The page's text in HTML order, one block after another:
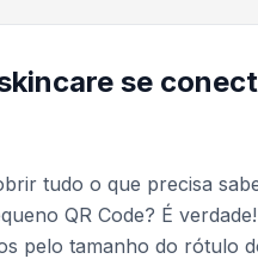
se
tudo o que precisa
QR Code? É
pelo tamanho do rótulo